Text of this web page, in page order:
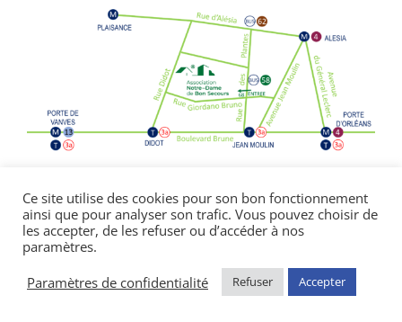
Politique de confidentialité|Mentions
légales
© Copyright Notre Dame de Bon Secours
2026 | réalisé par l’
CDKIT
Ce site utilise des cookies pour son bon fonctionnement
ainsi que pour analyser son trafic. Vous pouvez choisir de
les accepter, de les refuser ou d’accéder à nos
paramètres.
Paramètres de confidentialité
Refuser Accepter